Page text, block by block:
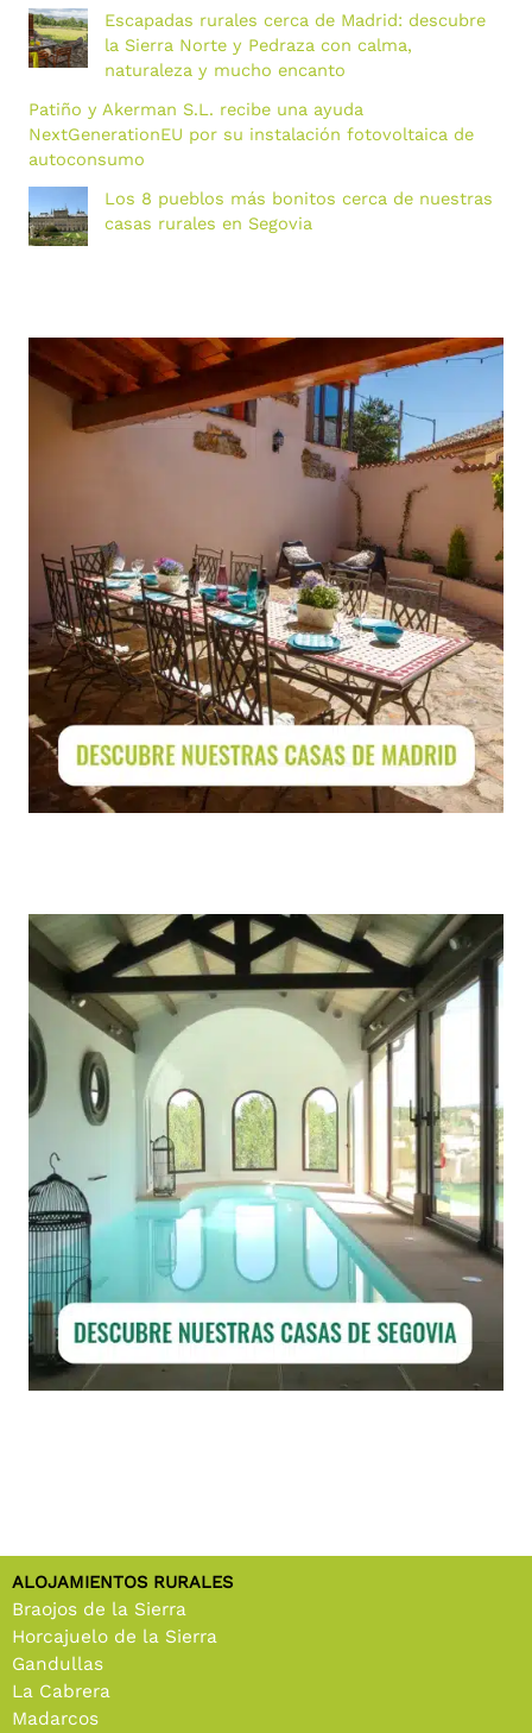
Escapadas rurales cerca de Madrid: descubre
la Sierra Norte y Pedraza con calma,
naturaleza y mucho encanto
Patiño y Akerman S.L. recibe una ayuda
NextGenerationEU por su instalación fotovoltaica de
autoconsumo
Los 8 pueblos más bonitos cerca de nuestras
casas rurales en Segovia
ALOJAMIENTOS RURALES
Braojos de la Sierra
Horcajuelo de la Sierra
Gandullas
La Cabrera
Madarcos